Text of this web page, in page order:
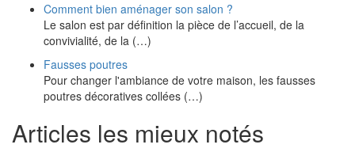
Comment bien aménager son salon ?
Le salon est par définition la pièce de l’accueil, de la
convivialité, de la (…)
Fausses poutres
Pour changer l'ambiance de votre maison, les fausses
poutres décoratives collées (…)
Articles les mieux notés